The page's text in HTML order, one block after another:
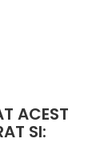
ACEST
SI: